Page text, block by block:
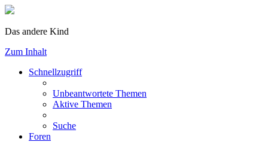
Das andere Kind
Zum Inhalt
Schnellzugriff
Unbeantwortete Themen
Aktive Themen
Suche
Foren